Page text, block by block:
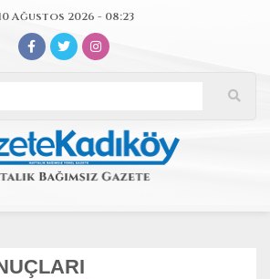
Ağustos 2026 - 08:23